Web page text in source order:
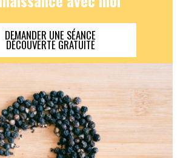
DEMANDER UNE SÉANCE
DÉCOUVERTE GRATUITE